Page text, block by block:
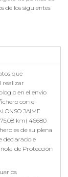
de los siguientes
que
realizar
o en el envío
con el
JAIME
km) 46680
es de su plena
declarado e
de Protección